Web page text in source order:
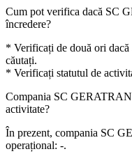
Cum pot verifica dacă SC
încredere?
* Verificați de două ori
căutați.
* Verificați statutul de
Compania SC
activitate?
În prezent, compania SC
operațional: -.